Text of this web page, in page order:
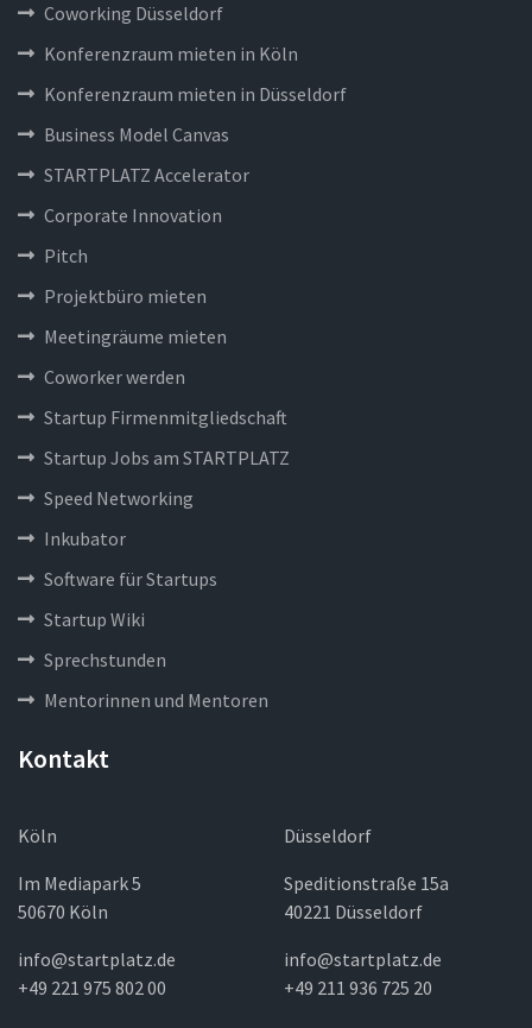
Coworking Düsseldorf
Konferenzraum mieten in Köln
Konferenzraum mieten in Düsseldorf
Business Model Canvas
STARTPLATZ Accelerator
Corporate Innovation
Pitch
Projektbüro mieten
Meetingräume mieten
Coworker werden
Startup Firmenmitgliedschaft
Startup Jobs am STARTPLATZ
Speed Networking
Inkubator
Software für Startups
Startup Wiki
Sprechstunden
Mentorinnen und Mentoren
Kontakt
Köln
Im Mediapark 5
50670 Köln
info@startplatz.de
+49 221 975 802 00
Düsseldorf
Speditionstraße 15a
40221 Düsseldorf
info@startplatz.de
+49 211 936 725 20